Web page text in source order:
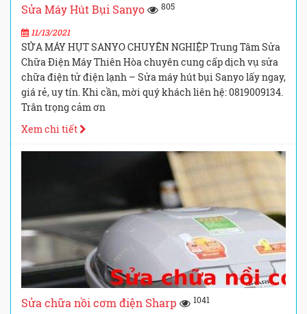
Sửa Máy Hút Bụi Sanyo 805
11/13/2021
SỬA MÁY HỤT SANYO CHUYÊN NGHIỆP Trung Tâm Sửa
Chữa Điện Máy Thiên Hòa chuyên cung cấp dịch vụ sửa
chữa điện tử điện lạnh – Sửa máy hút bụi Sanyo lấy ngay,
giá rẻ, uy tín. Khi cần, mời quý khách liên hệ: 0819009134.
Trân trọng cảm ơn
Xem chi tiết
Sửa chữa nồi cơm điện Sharp 1041